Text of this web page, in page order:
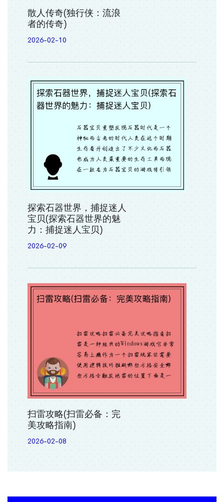
散人传奇(独行侠：流浪
者的传奇)
2026-02-10
探索石器世界，捕捉迷人
宝贝(探索石器世界的魅
力：捕捉迷人宝贝)
2026-02-09
扫雷攻略(扫雷必备：完
美攻略指南)
2026-02-08